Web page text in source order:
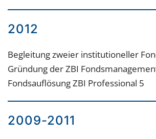
2012
Begleitung zweier institutioneller
Gründung der ZBI
Fondsauflösung ZBI Professional 5
2009-2011